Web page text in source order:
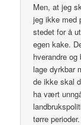
Men, at jeg
jeg ikke med
stedet for å
egen kake.
hverandre
lage dyrkbar
de ikke skal
ha vært
tørre perioder.